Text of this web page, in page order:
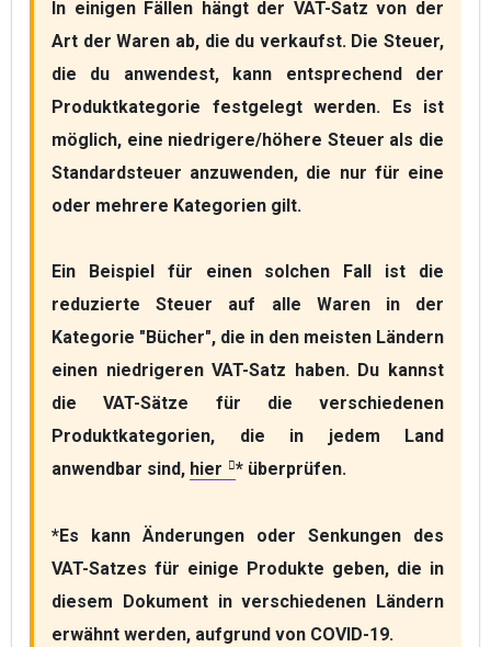
In einigen Fällen hängt der VAT-Satz von der
Art der Waren ab, die du verkaufst. Die Steuer,
die du anwendest, kann entsprechend der
Produktkategorie festgelegt werden. Es ist
möglich, eine niedrigere/höhere Steuer als die
Standardsteuer anzuwenden, die nur für eine
oder mehrere Kategorien gilt.
Ein Beispiel für einen solchen Fall ist die
reduzierte Steuer auf alle Waren in der
Kategorie "Bücher", die in den meisten Ländern
einen niedrigeren VAT-Satz haben. Du kannst
die VAT-Sätze für die verschiedenen
Produktkategorien, die in jedem Land
anwendbar sind, hier * überprüfen.
*Es kann Änderungen oder Senkungen des
VAT-Satzes für einige Produkte geben, die in
diesem Dokument in verschiedenen Ländern
erwähnt werden, aufgrund von COVID-19.